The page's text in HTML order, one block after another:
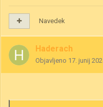
Navedek
Haderach
Objavljeno 17. junij